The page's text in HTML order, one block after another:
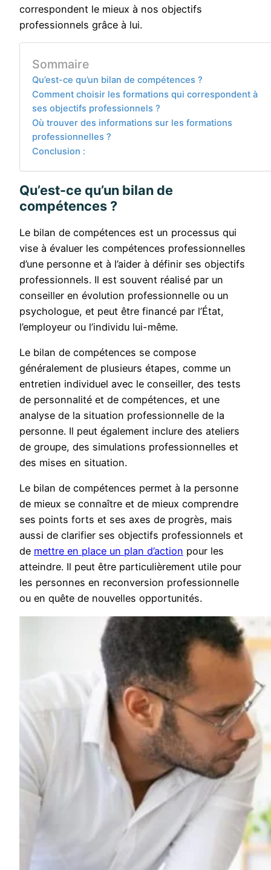
correspondent le mieux à nos objectifs
professionnels grâce à lui.
Sommaire
Qu’est-ce qu’un bilan de compétences ?
Comment choisir les formations qui correspondent à
ses objectifs professionnels ?
Où trouver des informations sur les formations
professionnelles ?
Conclusion :
Qu’est-ce qu’un bilan de
compétences ?
Le bilan de compétences est un processus qui
vise à évaluer les compétences professionnelles
d’une personne et à l’aider à définir ses objectifs
professionnels. Il est souvent réalisé par un
conseiller en évolution professionnelle ou un
psychologue, et peut être financé par l’État,
l’employeur ou l’individu lui-même.
Le bilan de compétences se compose
généralement de plusieurs étapes, comme un
entretien individuel avec le conseiller, des tests
de personnalité et de compétences, et une
analyse de la situation professionnelle de la
personne. Il peut également inclure des ateliers
de groupe, des simulations professionnelles et
des mises en situation.
Le bilan de compétences permet à la personne
de mieux se connaître et de mieux comprendre
ses points forts et ses axes de progrès, mais
aussi de clarifier ses objectifs professionnels et
de mettre en place un plan d’action pour les
atteindre. Il peut être particulièrement utile pour
les personnes en reconversion professionnelle
ou en quête de nouvelles opportunités.